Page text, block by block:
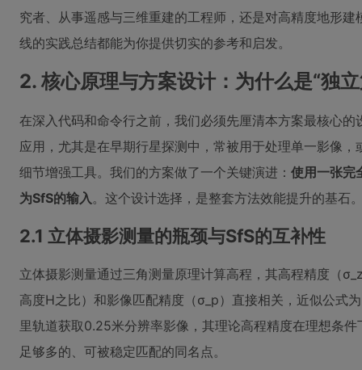
究者、从事遥感与三维重建的工程师，还是对高精度地形
线的实践总结都能为你提供切实的参考和启发。
2. 核心原理与方案设计：为什么是“独
在深入代码和命令行之前，我们必须先厘清本方案最核心
应用，尤其是在早期行星探测中，常被用于处理单一影像
细节增强工具。我们的方案做了一个关键演进： 使用一张完
为SfS的输入。这个设计选择，是整套方法效能提升的基石
2.1 立体摄影测量的瓶颈与SfS的互补性
立体摄影测量通过三角测量原理计算高程，其高程精度（
高度H之比）和影像匹配精度（σ_p）直接相关，近似公
里轨道获取0.25米分辨率影像，其理论高程精度在理想条
足够多的、可被稳定匹配的同名点。